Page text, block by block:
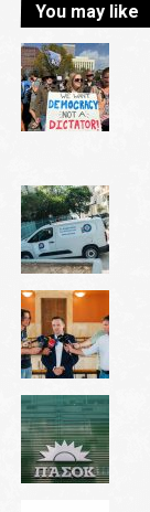
You may like